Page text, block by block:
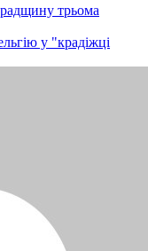
трьома
у "крадіжці